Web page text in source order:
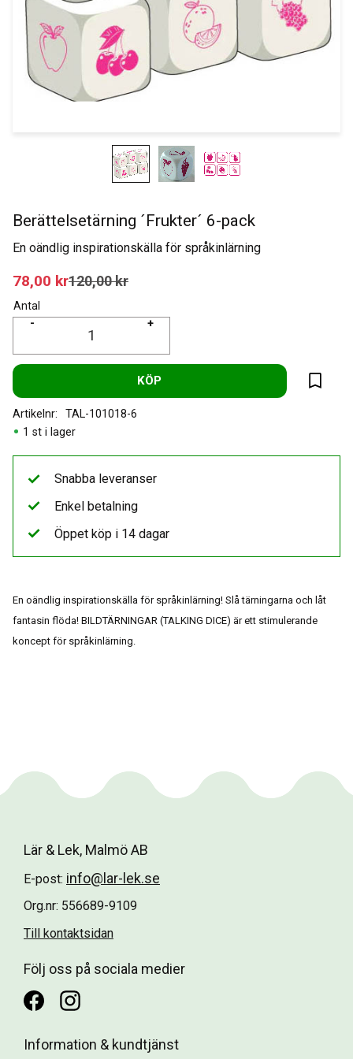
Berättelsetärning ´Frukter´ 6-pack
En oändlig inspirationskälla för språkinlärning
Nedsatt pris:
78,00 krOrdinarie pris:
120,00kr
Antal
+
-
KÖP
Lägg
1 st i lager
Artikelnr TAL-101018-6
En oändlig inspirationskälla för språkinlärning! Slå tärningarna och låt
fantasin flöda! BILDTÄRNINGAR (TALKING DICE) är ett stimulerande
koncept för språkinlärning.
Snabba leveranser
Enkel betalning
Öppet köp i 14 dagar
Lär & Lek, Malmö AB
E-post: info@lar-lek.se
Org.nr: 556689-9109
Till kontaktsidan
Följ oss på sociala medier
Information & kundtjänst